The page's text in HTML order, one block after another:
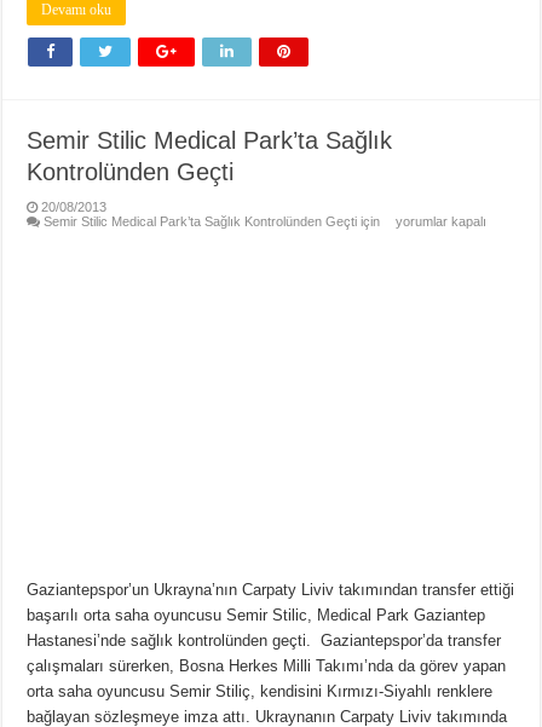
Devamı oku
Semir Stilic Medical Park’ta Sağlık
Kontrolünden Geçti
20/08/2013
Semir Stilic Medical Park’ta Sağlık Kontrolünden Geçti için
yorumlar kapalı
Gaziantepspor’un Ukrayna’nın Carpaty Liviv takımından transfer ettiği
başarılı orta saha oyuncusu Semir Stilic, Medical Park Gaziantep
Hastanesi’nde sağlık kontrolünden geçti. Gaziantepspor’da transfer
çalışmaları sürerken, Bosna Herkes Milli Takımı’nda da görev yapan
orta saha oyuncusu Semir Stiliç, kendisini Kırmızı-Siyahlı renklere
bağlayan sözleşmeye imza attı. Ukraynanın Carpaty Liviv takımında